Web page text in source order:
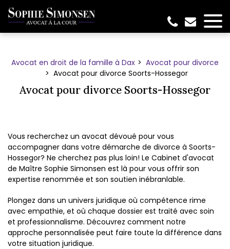
Avocat en droit de la famille à Dax
Avocat pour divorce
Avocat pour divorce Soorts-Hossegor
Avocat pour divorce Soorts-Hossegor
Vous recherchez un avocat dévoué pour vous
accompagner dans votre démarche de divorce à Soorts-
Hossegor? Ne cherchez pas plus loin! Le Cabinet d'avocat
de Maître Sophie Simonsen est là pour vous offrir son
expertise renommée et son soutien inébranlable.
Plongez dans un univers juridique où compétence rime
avec empathie, et où chaque dossier est traité avec soin
et professionnalisme. Découvrez comment notre
approche personnalisée peut faire toute la différence dans
votre situation juridique.
Panneau de gestion des cookies